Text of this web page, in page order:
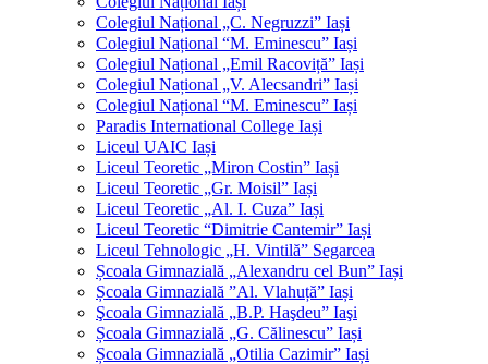
Colegiul Național „C. Negruzzi” Iași
Colegiul Național “M. Eminescu” Iași
Colegiul Național „Emil Racoviță” Iași
Colegiul Național „V. Alecsandri” Iași
Colegiul Național “M. Eminescu” Iași
Paradis International College Iași
Liceul UAIC Iași
Liceul Teoretic „Miron Costin” Iași
Liceul Teoretic „Gr. Moisil” Iași
Liceul Teoretic „Al. I. Cuza” Iași
Liceul Teoretic “Dimitrie Cantemir” Iași
Liceul Tehnologic „H. Vintilă” Segarcea
Școala Gimnazială „Alexandru cel Bun” Iași
Școala Gimnazială ”Al. Vlahuță” Iași
Şcoala Gimnazială „B.P. Haşdeu” Iaşi
Școala Gimnazială „G. Călinescu” Iași
Școala Gimnazială „Otilia Cazimir” Iași